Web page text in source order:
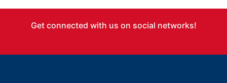
Get connected with us on social networks!